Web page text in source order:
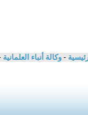
- وكالة أنباء العلمانية